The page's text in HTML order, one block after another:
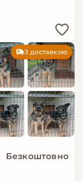
З доставкою
Безкоштовно